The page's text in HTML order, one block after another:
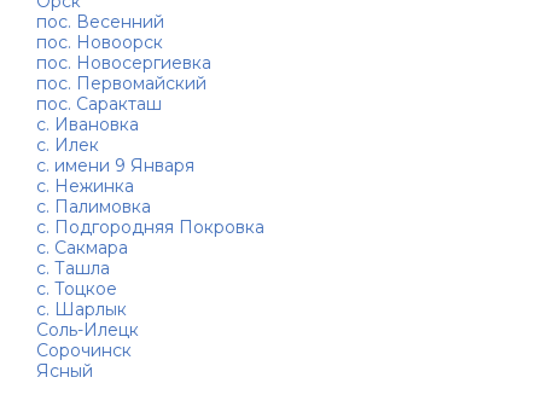
пос. Весенний
пос. Новоорск
пос. Новосергиевка
пос. Первомайский
пос. Саракташ
с. Ивановка
с. Илек
с. имени 9 Января
с. Нежинка
с. Палимовка
с. Подгородняя Покровка
с. Сакмара
с. Ташла
с. Тоцкое
с. Шарлык
Соль-Илецк
Сорочинск
Ясный